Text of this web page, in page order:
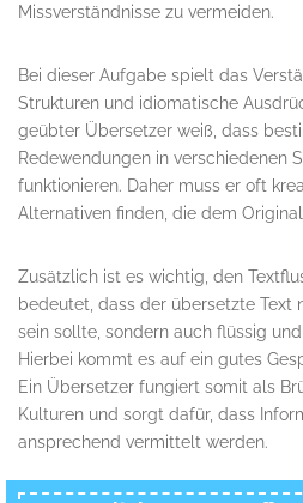
Missverständnisse zu vermeiden.
Bei dieser Aufgabe spielt das
Strukturen und idiomatische
geübter Übersetzer weiß, dass
Redewendungen in verschiedenen
funktionieren. Daher muss er oft
Alternativen finden, die dem
Zusätzlich ist es wichtig, den
bedeutet, dass der übersetzte Text
sein sollte, sondern auch flüssig
Hierbei kommt es auf ein gutes
Ein Übersetzer fungiert somit als
Kulturen und sorgt dafür, dass
ansprechend vermittelt werden.